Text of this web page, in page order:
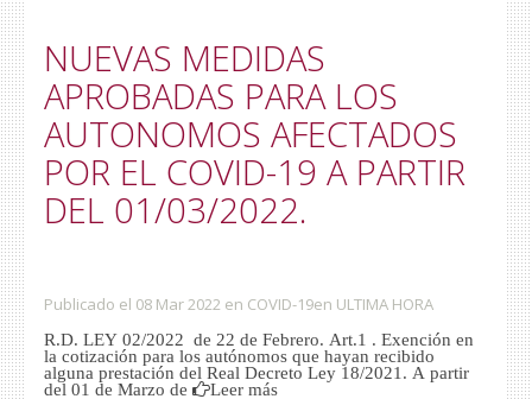
ADMINISTRACIÓN DE FINCAS
ACTUALIDAD
NUEVOS CONTRATOS OBRA Y SERVICIO
MODIFICACIÓN LEY DEL SECTOR DE LA
CONSTRUCCIÓN
DURACIÓN DEL CONTRATO DE TRABAJO TRAS
LA REFORMA LABORAL
ÚLTIMAS NOTICIAS COVID-19
SUBVENCIONES KIT DIGITAL PYMES Y
AUTÓNOMOS
ÁREA CLIENTE
NUEVAS MEDIDAS
APROBADAS PARA LOS
AUTONOMOS AFECTADOS
POR EL COVID-19 A PARTIR
DEL 01/03/2022.
Publicado el 08 Mar 2022 en COVID-19en ULTIMA HORA
R.D. LEY 02/2022 de 22 de Febrero. Art.1 . Exención en
la cotización para los autónomos que hayan recibido
alguna prestación del Real Decreto Ley 18/2021. A partir
del 01 de Marzo de
Leer más